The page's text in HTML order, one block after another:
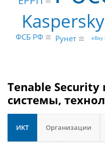
Kaspersky
ФСБ РФ Рунет eBay
Tenable
системы,
ИКТ Организации